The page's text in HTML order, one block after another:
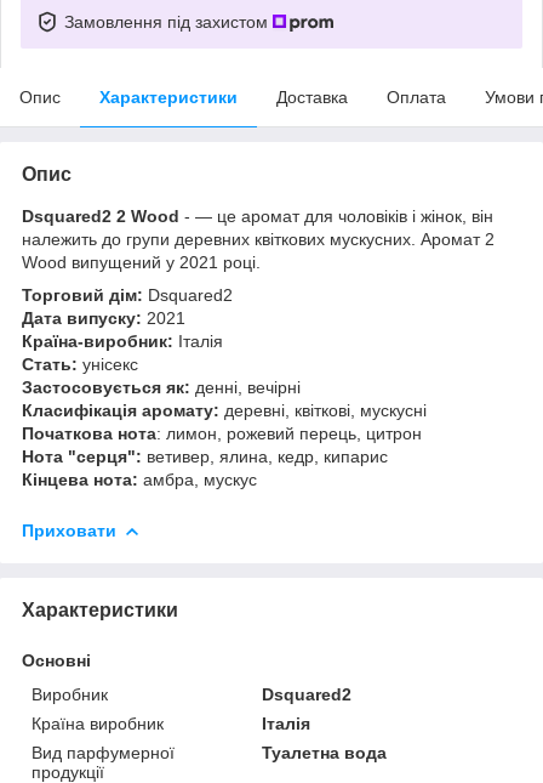
Замовлення під захистом
Опис Характеристики Доставка Оплата Умови
Опис
Dsquared2 2 Wood - — це аромат для чоловіків і жінок, він
належить до групи деревних квіткових мускусних. Аромат 2
Wood випущений у 2021 році.
Торговий дім: Dsquared2
Дата випуску: 2021
Країна-виробник: Італія
Стать: унісекс
Застосовується як: денні, вечірні
Класифікація аромату: деревні, квіткові, мускусні
Початкова нота: лимон, рожевий перець, цитрон
Нота "серця": ветивер, ялина, кедр, кипарис
Кінцева нота: амбра, мускус
Приховати
Характеристики
Основні
Виробник
Dsquared2
Країна виробник
Італія
Вид парфумерної
продукції
Туалетна вода